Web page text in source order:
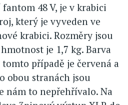
48 V, je v krabici
který je vyveden ve
krabici. Rozměry jsou
je 1,7 kg. Barva
případě je červená a
obou stranách jsou
nám to nepřehřívalo. Na